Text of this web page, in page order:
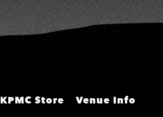
KPMC Store Venue Info